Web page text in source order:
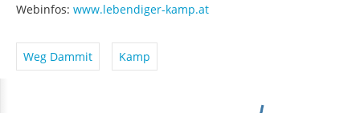
Webinfos: www.lebendiger-kamp.at
Weg Dammit Kamp